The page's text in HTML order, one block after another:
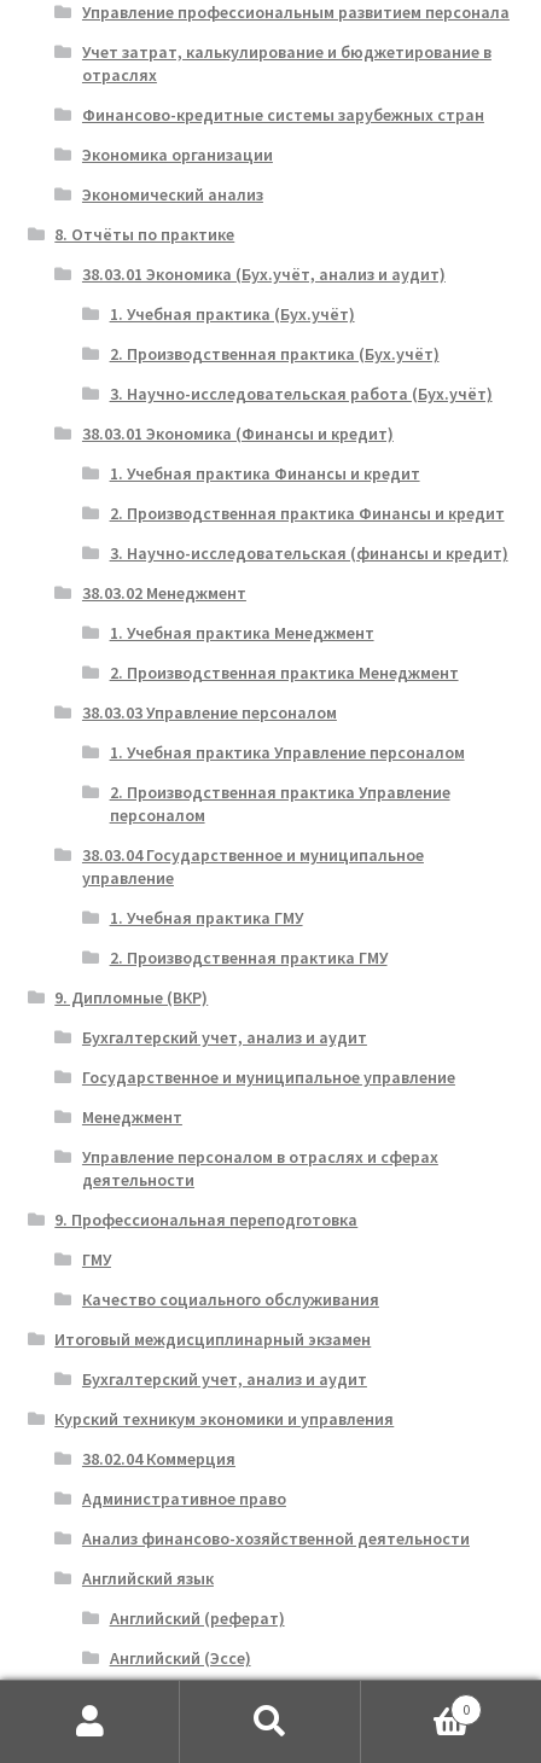
Управление профессиональным развитием персонала
Учет затрат, калькулирование и бюджетирование в
отраслях
Финансово-кредитные системы зарубежных стран
Экономика организации
Экономический анализ
8. Отчёты по практике
38.03.01 Экономика (Бух.учёт, анализ и аудит)
1. Учебная практика (Бух.учёт)
2. Производственная практика (Бух.учёт)
3. Научно-исследовательская работа (Бух.учёт)
38.03.01 Экономика (Финансы и кредит)
1. Учебная практика Финансы и кредит
2. Производственная практика Финансы и кредит
3. Научно-исследовательская (финансы и кредит)
38.03.02 Менеджмент
1. Учебная практика Менеджмент
2. Производственная практика Менеджмент
38.03.03 Управление персоналом
1. Учебная практика Управление персоналом
2. Производственная практика Управление
персоналом
38.03.04 Государственное и муниципальное
управление
1. Учебная практика ГМУ
2. Производственная практика ГМУ
9. Дипломные (ВКР)
Бухгалтерский учет, анализ и аудит
Государственное и муниципальное управление
Менеджмент
Управление персоналом в отраслях и сферах
деятельности
9. Профессиональная переподготовка
ГМУ
Качество социального обслуживания
Итоговый междисциплинарный экзамен
Бухгалтерский учет, анализ и аудит
Курский техникум экономики и управления
38.02.04 Коммерция
Административное право
Анализ финансово-хозяйственной деятельности
Английский язык
Английский (реферат)
Английский (Эссе)
Аудит
0